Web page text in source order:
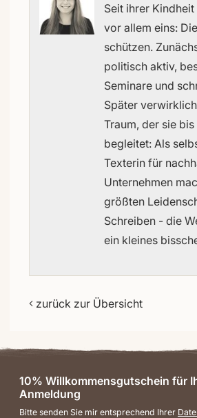
Seit ihrer
vor allem eins:
schützen.
politisch aktiv,
Seminare und
Später
Traum, der sie bis
begleitet: Als
Texterin für
Unternehmen
größten
Schreiben - die
ein kleines
zurück zur Übersicht
10% Willkommensgutschein für
Anmeldung
Bitte senden Sie mir entsprechend Ihrer